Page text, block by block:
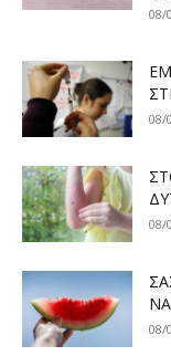
08/
08/
08/
08/